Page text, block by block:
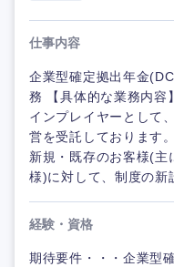
仕事内容
企業型確定拠出年金
務 【具体的な業務内容
インプレイヤーとして
営を受託しております
新規・既存のお客様(主
様)に対して、制度の新
経験・資格
期待要件・・・企業型